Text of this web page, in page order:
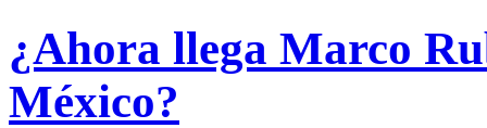
¿Ahora llega Marco
México?